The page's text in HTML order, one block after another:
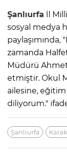
Şanlıurfa İl
sosyal medya
zamanda
Müdürü Ahmet
etmiştir. Okul
ailesine, eğitim
diliyorum."
Şanlıurfa